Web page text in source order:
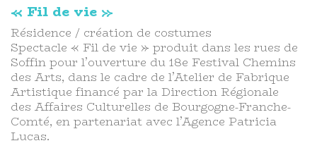
« Fil de vie »
Résidence / création de costumes
Spectacle « Fil de vie » produit dans les rues de
Soffin pour l’ouverture du 18e Festival Chemins
des Arts, dans le cadre de l’Atelier de Fabrique
Artistique financé par la Direction Régionale
des Affaires Culturelles de Bourgogne-Franche-
Comté, en partenariat avec l’Agence Patricia
Lucas.